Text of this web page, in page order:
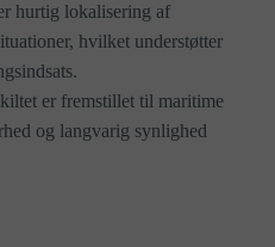
hurtig lokalisering af
hvilket understøtter
er fremstillet til maritime
og langvarig synlighed